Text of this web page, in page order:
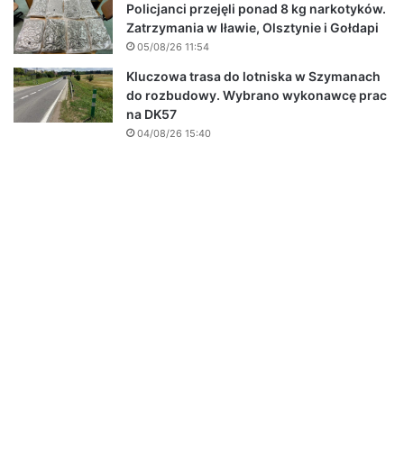
Policjanci przejęli ponad 8 kg narkotyków.
Zatrzymania w Iławie, Olsztynie i Gołdapi
05/08/26 11:54
Kluczowa trasa do lotniska w Szymanach
do rozbudowy. Wybrano wykonawcę prac
na DK57
04/08/26 15:40